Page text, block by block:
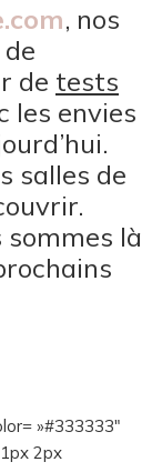
, nos
de tests
les envies
salles de
sommes là
»#333333″
2px